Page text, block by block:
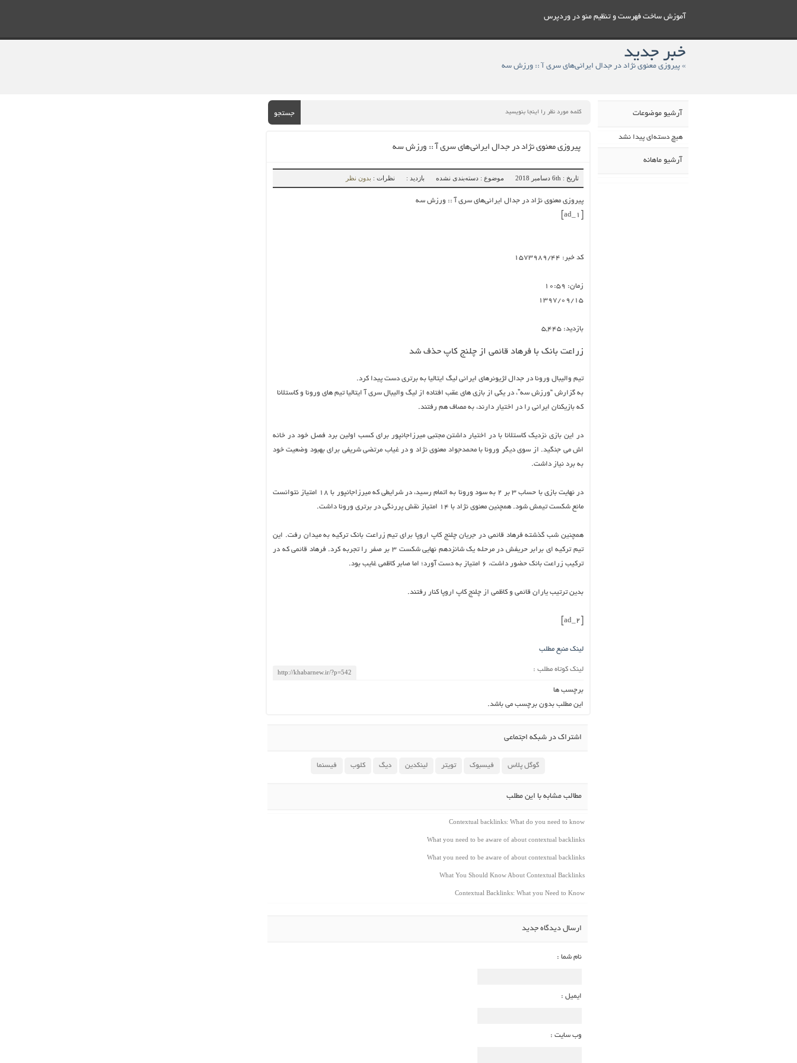
آموزش ساخت فهرست و تنظيم منو در وردپرس
خبر جدید
» پیروزی معنوی نژاد در جدال ایرانی‌های سری آ :: ورزش سه
جستجو
پیروزی معنوی نژاد در جدال ایرانی‌های سری آ :: ورزش سه
تاریخ : 6th دسامبر 2018 موضوع : دسته‌بندی نشده بازدید : نظرات : بدون نظر
پیروزی معنوی نژاد در جدال ایرانی‌های سری آ :: ورزش سه
کد خبر: ۱۵۷۳۹۸۹/۴۴
زمان: ۱۰:۵۹
۱۳۹۷/۰۹/۱۵
بازدید: ۵,۴۴۵
زراعت بانک با فرهاد قائمی از چلنج کاپ حذف شد
تیم والیبال ورونا در جدال لژیونرهای ایرانی لیگ ایتالیا به برتری دست پیدا کرد.
به گزارش “ورزش سه”، در یکی از بازی های عقب افتاده از لیگ والیبال سری آ ایتالیا تیم های ورونا و کاستلانا
که بازیکنان ایرانی را در اختیار دارند، به مصاف هم رفتند.
در این بازی نزدیک کاستلانا با در اختیار داشتن مجتبی میرزاجانپور برای کسب اولین برد فصل خود در خانه
اش می جنگید. از سوی دیگر ورونا با محمدجواد معنوی نژاد و در غیاب مرتضی شریفی برای بهبود وضعیت خود
به برد نیاز داشت.
در نهایت بازی با حساب ۳ بر ۲ به سود ورونا به اتمام رسید، در شرایطی که میرزاجانپور با ۱۸ امتیاز نتوانست
مانع شکست تیمش شود. همچنین معنوی نژاد با ۱۴ امتیاز نقش پررنگی در برتری ورونا داشت.
همچنین شب گذشته فرهاد قائمی در جریان چلنج کاپ اروپا برای تیم زراعت بانک ترکیه به میدان رفت. این
تیم ترکیه ای برابر حریفش در مرحله یک شانزدهم نهایی شکست ۳ بر صفر را تجربه کرد. فرهاد قائمی که در
ترکیب زراعت بانک حضور داشت، ۶ امتیاز به دست آورد؛ اما صابر کاظمی غایب بود.
بدین ترتیب یاران قائمی و کاظمی از چلنج کاپ اروپا کنار رفتند.
لینک منبع مطلب
لینک کوتاه مطلب :
برچسب ها
این مطلب بدون برچسب می باشد.
اشتراک در شبکه اجتماعی
گوگل پلاس فیسبوک تویتر لینکدین دیگ کلوب فیسنما
مطالب مشابه با این مطلب
Contextual backlinks: What do you need to know
What you need to be aware of about contextual backlinks
What you need to be aware of about contextual backlinks
What You Should Know About Contextual Backlinks
Contextual Backlinks: What you Need to Know
ارسال دیدگاه جدید
نام شما :
ایمیل :
وب سایت :
آرشیو موضوعات
هیچ دسته‌ای پیدا نشد
آرشیو ماهانه